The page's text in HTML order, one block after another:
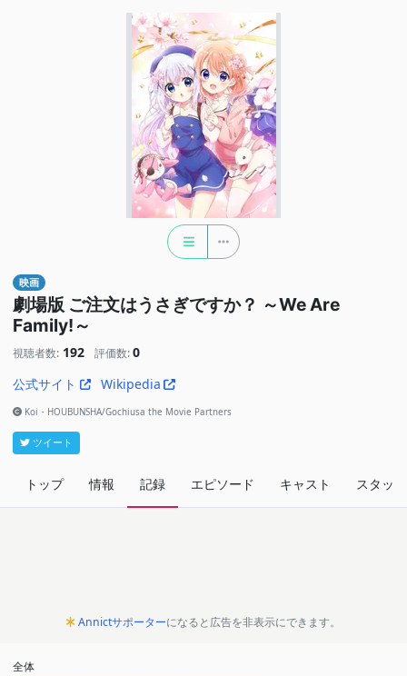
映画
劇場版 ご注文はうさぎですか？ ～We Are
Family!～
視聴者数: 192 評価数: 0
公式サイト
Wikipedia
Koi・HOUBUNSHA/Gochiusa the Movie Partners
ツイート
トップ 情報 記録 エピソード キャスト スタッフ
Annictサポーターになると広告を非表示にできます。
全体